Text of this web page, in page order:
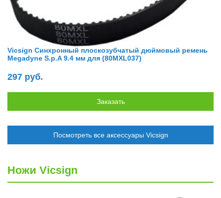
Vicsign Синхронный плоскозубчатый дюймовый ремень
Megadyne S.p.A 9.4 мм для (80MXL037)
297 руб.
Посмотреть все аксессуары Vicsign
Ножи Vicsign